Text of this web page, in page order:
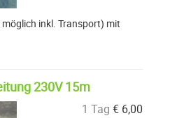
inkl. Transport) mit
230V 15m
1 Tag € 6,00